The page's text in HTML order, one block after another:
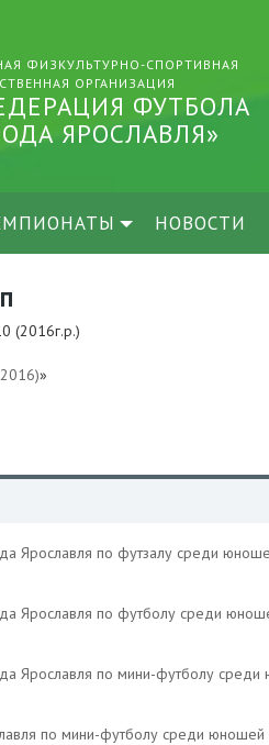
ФИЗКУЛЬТУРНО-СПОРТИВНАЯ
ОРГАНИЗАЦИЯ
ФУТБОЛА
ЯРОСЛАВЛЯ»
НОВОСТИ
(2016г.р.)
»
Ярославля по футзалу среди
Ярославля по футболу среди
Ярославля по мини-футболу
по мини-футболу среди